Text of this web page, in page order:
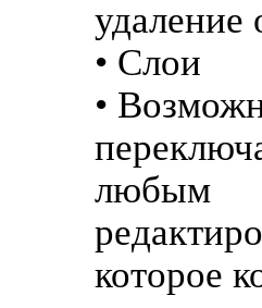
удаление
• Слои
•
любым
которое